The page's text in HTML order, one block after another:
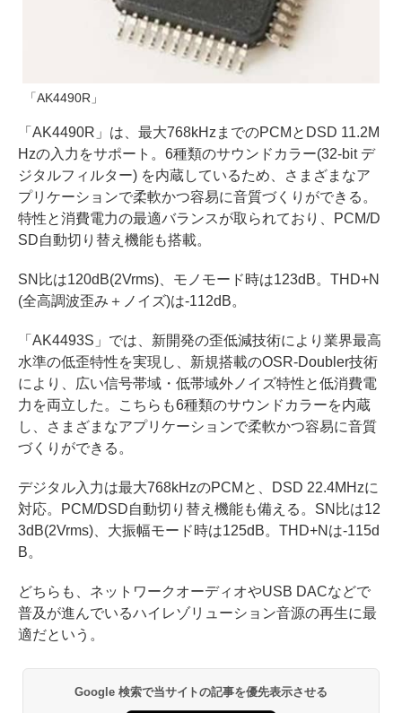
「AK4490R」
「AK4490R」は、最大768kHzまでのPCMとDSD 11.2M
Hzの入力をサポート。6種類のサウンドカラー(32-bit デ
ジタルフィルター) を内蔵しているため、さまざまなア
プリケーションで柔軟かつ容易に音質づくりができる。
特性と消費電力の最適バランスが取られており、PCM/D
SD自動切り替え機能も搭載。
SN比は120dB(2Vrms)、モノモード時は123dB。THD+N
(全高調波歪み＋ノイズ)は-112dB。
「AK4493S」では、新開発の歪低減技術により業界最高
水準の低歪特性を実現し、新規搭載のOSR-Doubler技術
により、広い信号帯域・低帯域外ノイズ特性と低消費電
力を両立した。こちらも6種類のサウンドカラーを内蔵
し、さまざまなアプリケーションで柔軟かつ容易に音質
づくりができる。
デジタル入力は最大768kHzのPCMと、DSD 22.4MHzに
対応。PCM/DSD自動切り替え機能も備える。SN比は12
3dB(2Vrms)、大振幅モード時は125dB。THD+Nは-115d
B。
どちらも、ネットワークオーディオやUSB DACなどで
普及が進んでいるハイレゾリューション音源の再生に最
適だという。
Google 検索で当サイトの記事を優先表示させる